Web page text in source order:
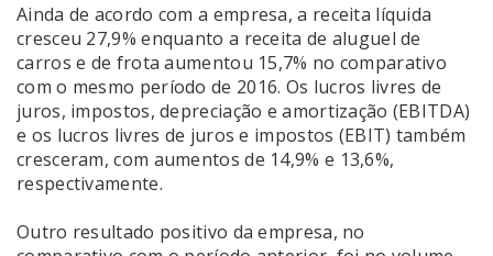
Ainda de acordo com a empresa, a receita líquida
cresceu 27,9% enquanto a receita de aluguel de
carros e de frota aumentou 15,7% no comparativo
com o mesmo período de 2016. Os lucros livres de
juros, impostos, depreciação e amortização (EBITDA)
e os lucros livres de juros e impostos (EBIT) também
cresceram, com aumentos de 14,9% e 13,6%,
respectivamente.
Outro resultado positivo da empresa, no